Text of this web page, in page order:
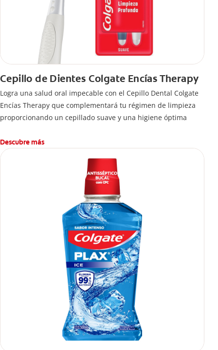
Cepillo de Dientes Colgate Encías Therapy
Logra una salud oral impecable con el Cepillo Dental Colgate
Encías Therapy que complementará tu régimen de limpieza
proporcionando un cepillado suave y una higiene óptima
Descubre más